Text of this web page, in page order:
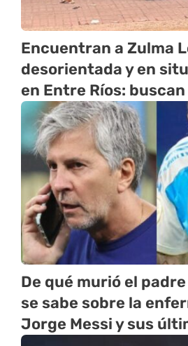
Encuentran a Zulma
desorientada y en
en Entre Ríos:
De qué murió el
se sabe sobre la
Jorge Messi y sus